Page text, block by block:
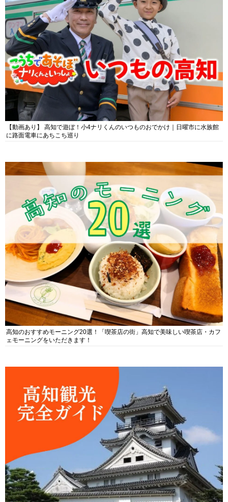
【動画あり】 高知で遊ぼ！小4ナリくんのいつものおでかけ｜日曜市に水族館
に路面電車にあちこち巡り
高知のおすすめモーニング20選！「喫茶店の街」高知で美味しい喫茶店・カフ
ェモーニングをいただきます！